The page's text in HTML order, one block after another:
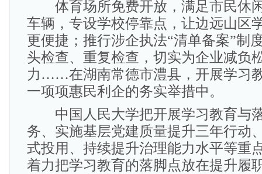
体育场所免费开放，满足市民休
车辆，专设学校停靠点，让边远山区
更便捷；推行涉企执法“清单备案”制
头检查、重复检查，切实为企业减负
力……在湖南常德市澧县，开展学习
一项项惠民利企的务实举措中。
中国人民大学把开展学习教育与
务、实施基层党建质量提升三年行动
式投用、持续提升治理能力水平等重
着力把学习教育的落脚点放在提升履